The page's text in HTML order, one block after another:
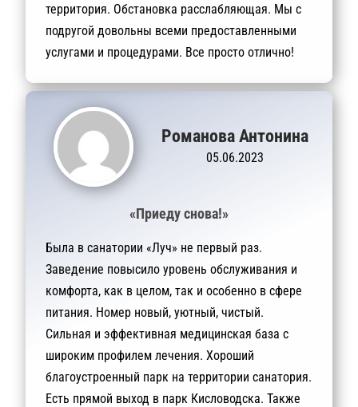
территория. Обстановка расслабляющая. Мы с
подругой довольны всеми предоставленными
услугами и процедурами. Все просто отлично!
Романова Антонина
05.06.2023
«Приеду снова!»
Была в санатории «Луч» не первый раз.
Заведение повысило уровень обслуживания и
комфорта, как в целом, так и особенно в сфере
питания. Номер новый, уютный, чистый.
Сильная и эффективная медицинская база с
широким профилем лечения. Хороший
благоустроенный парк на территории санатория.
Есть прямой выход в парк Кисловодска. Также